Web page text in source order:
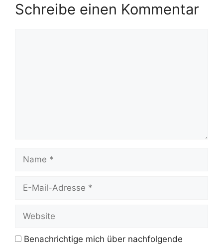
Schreibe einen Kommentar
Name
Website
Benachrichtige mich über nachfolgende